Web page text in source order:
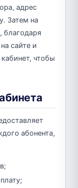
адрес
Затем на
благодаря
сайте и
чтобы
абонента,